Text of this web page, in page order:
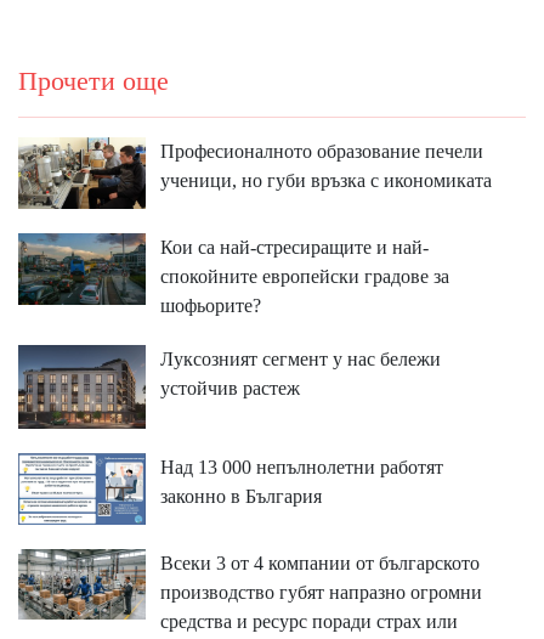
Прочети още
Професионалното образование печели
ученици, но губи връзка с икономиката
Кои са най-стресиращите и най-
спокойните европейски градове за
шофьорите?
Луксозният сегмент у нас бележи
устойчив растеж
Над 13 000 непълнолетни работят
законно в България
Всеки 3 от 4 компании от българското
производство губят напразно огромни
средства и ресурс поради страх или